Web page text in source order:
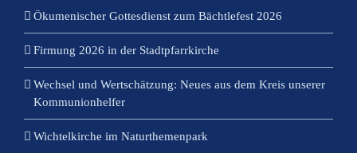
Ökumenischer Gottesdienst zum Bächtlefest 2026
Firmung 2026 in der Stadtpfarrkirche
Wechsel und Wertschätzung: Neues aus dem Kreis unserer
Kommunionhelfer
Wichtelkirche im Naturthemenpark